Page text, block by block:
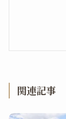
関連記事